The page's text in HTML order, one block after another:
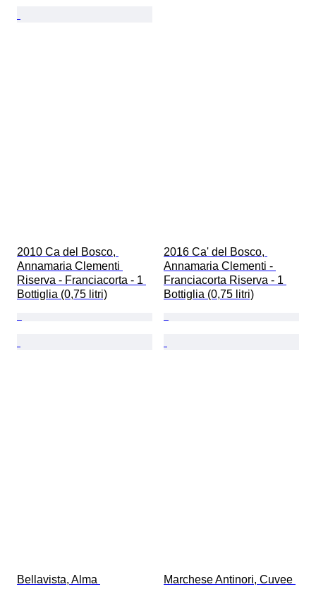
2010 Ca del Bosco,
Annamaria Clementi
Riserva - Franciacorta - 1
Bottiglia (0,75 litri)
2016 Ca' del Bosco,
Annamaria Clementi -
Franciacorta Riserva - 1
Bottiglia (0,75 litri)
Bellavista, Alma
Marchese Antinori, Cuvee